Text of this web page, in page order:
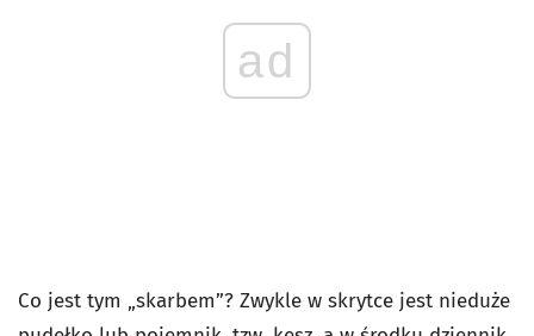
ad
Co jest tym „skarbem”? Zwykle w skrytce jest nieduże